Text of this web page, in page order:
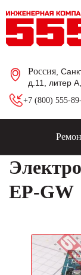
Россия ,
д.11, литер
+7 (800) 555-
EP-GW